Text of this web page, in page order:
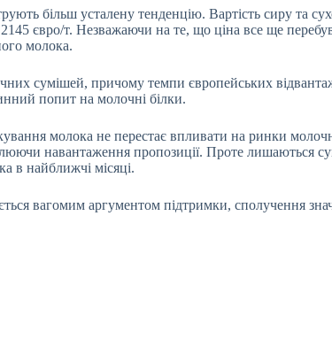
більш усталену тенденцію. Вартість сиру та
євро/т. Незважаючи на те, що ціна все ще
молока.
сумішей, причому темпи європейських
попит на молочні білки.
молока не перестає впливати на ринки
навантаження пропозиції. Проте
в найближчі місяці.
вагомим аргументом підтримки, сполучення